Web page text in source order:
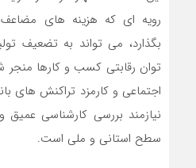
رویه ای که هزینه های
بگذارد، می تواند به تضعیف
توان رقابتی کسب و کارها
اجتماعی و کارمزد تراکنش های
نیازمند بررسی کارشناسی عمیق
سطح استانی و ملی است.